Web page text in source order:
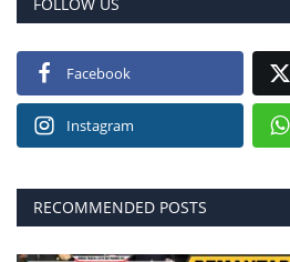
Facebook
Instagram
RECOMMENDED POSTS